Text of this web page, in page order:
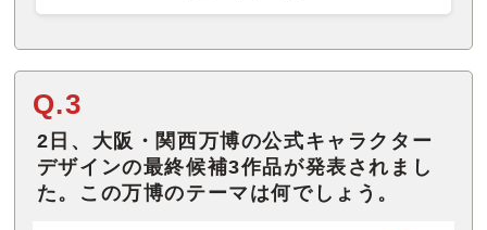
Q.3
2日、大阪・関西万博の公式キャラクター
デザインの最終候補3作品が発表されまし
た。この万博のテーマは何でしょう。